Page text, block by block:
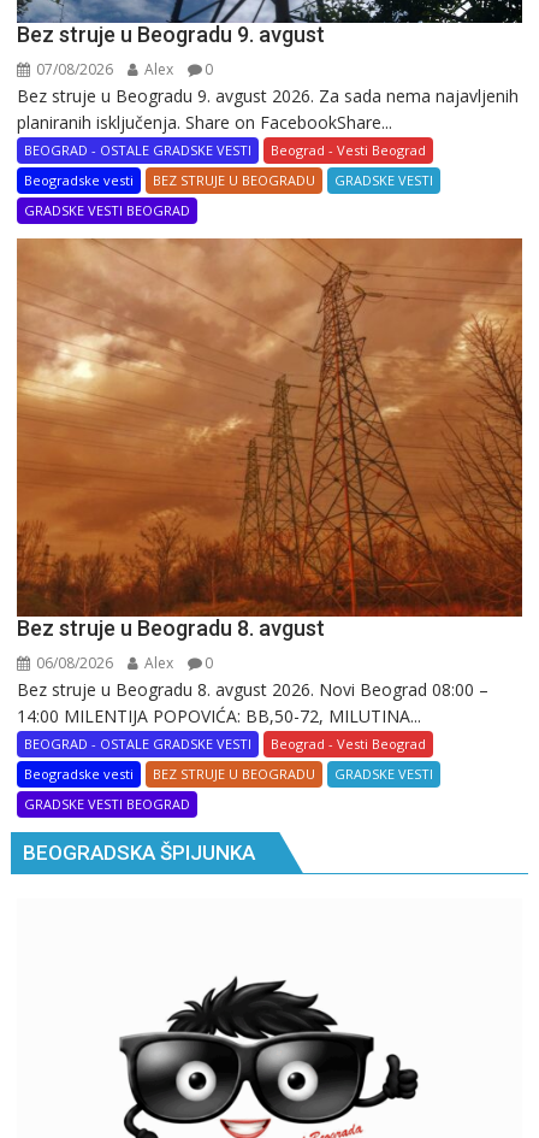
Bez struje u Beogradu 9. avgust
07/08/2026 Alex 0
Bez struje u Beogradu 9. avgust 2026. Za sada nema najavljenih
planiranih isključenja. Share on FacebookShare...
BEOGRAD - OSTALE GRADSKE VESTI
Beograd - Vesti Beograd
Beogradske vesti
BEZ STRUJE U BEOGRADU
GRADSKE VESTI
GRADSKE VESTI BEOGRAD
Bez struje u Beogradu 8. avgust
06/08/2026 Alex 0
Bez struje u Beogradu 8. avgust 2026. Novi Beograd 08:00 –
14:00 MILENTIJA POPOVIĆA: BB,50-72, MILUTINA...
BEOGRAD - OSTALE GRADSKE VESTI
Beograd - Vesti Beograd
Beogradske vesti
BEZ STRUJE U BEOGRADU
GRADSKE VESTI
GRADSKE VESTI BEOGRAD
BEOGRADSKA ŠPIJUNKA